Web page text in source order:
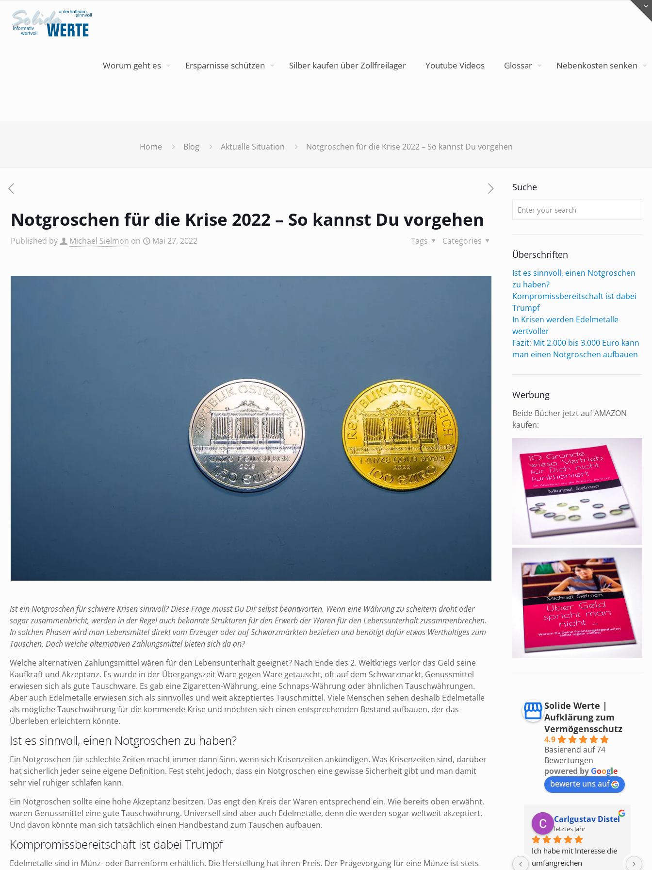
Worum geht es Ersparnisse schützen Silber kaufen über Zollfreilager Youtube Videos Glossar Nebenkosten senken
Home Blog Aktuelle Situation Notgroschen für die Krise 2022 – So kannst Du vorgehen
Notgroschen für die Krise 2022 – So kannst Du vorgehen
Published by Michael Sielmon on Mai 27, 2022 Categories
Tags
Ist ein Notgroschen für schwere Krisen sinnvoll? Diese Frage musst Du Dir selbst beantworten. Wenn eine Währung zu scheitern droht oder
sogar zusammenbricht, werden in der Regel auch bekannte Strukturen für den Erwerb der Waren für den Lebensunterhalt zusammenbrechen.
In solchen Phasen wird man Lebensmittel direkt vom Erzeuger oder auf Schwarzmärkten beziehen und benötigt dafür etwas Werthaltiges zum
Tauschen. Doch welche alternativen Zahlungsmittel bieten sich da an?
Welche alternativen Zahlungsmittel wären für den Lebensunterhalt geeignet? Nach Ende des 2. Weltkriegs verlor das Geld seine
Kaufkraft und Akzeptanz. Es wurde in der Übergangszeit Ware gegen Ware getauscht, oft auf dem Schwarzmarkt. Genussmittel
erwiesen sich als gute Tauschware. Es gab eine Zigaretten-Währung, eine Schnaps-Währung oder ähnlichen Tauschwährungen.
Aber auch Edelmetalle erwiesen sich als sinnvolles und weit akzeptiertes Tauschmittel. Viele Menschen sehen deshalb Edelmetalle
als mögliche Tauschwährung für die kommende Krise und möchten sich einen entsprechenden Bestand aufbauen, der das
Überleben erleichtern könnte.
Ist es sinnvoll, einen Notgroschen zu haben?
Ein Notgroschen für schlechte Zeiten macht immer dann Sinn, wenn sich Krisenzeiten ankündigen. Was Krisenzeiten sind, darüber
hat sicherlich jeder seine eigene Definition. Fest steht jedoch, dass ein Notgroschen eine gewisse Sicherheit gibt und man damit
sehr viel ruhiger schlafen kann.
Ein Notgroschen sollte eine hohe Akzeptanz besitzen. Das engt den Kreis der Waren entsprechend ein. Wie bereits oben erwähnt,
waren Genussmittel eine gute Tauschwährung. Universell sind aber auch Edelmetalle, denn die werden sogar weltweit akzeptiert.
Und davon könnte man sich tatsächlich einen Handbestand zum Tauschen aufbauen.
Kompromissbereitschaft ist dabei Trumpf
Edelmetalle sind in Münz- oder Barrenform erhältlich. Die Herstellung hat ihren Preis. Der Prägevorgang für eine Münze ist stets
Suche
Überschriften
Ist es sinnvoll, einen Notgroschen
zu haben?
Kompromissbereitschaft ist dabei
Trumpf
In Krisen werden Edelmetalle
wertvoller
Fazit: Mit 2.000 bis 3.000 Euro kann
man einen Notgroschen aufbauen
Werbung
Beide Bücher jetzt auf AMAZON
kaufen:
Solide Werte |
Aufklärung zum
Vermögensschutz
4.9
Basierend auf 74
Bewertungen
powered by Google
bewerte uns auf
Carlgustav Distel
umfangreichen
Friedrich Jung
letztes Jahr
Ja hallo Michael; gerne
komme ich deiner Bitte